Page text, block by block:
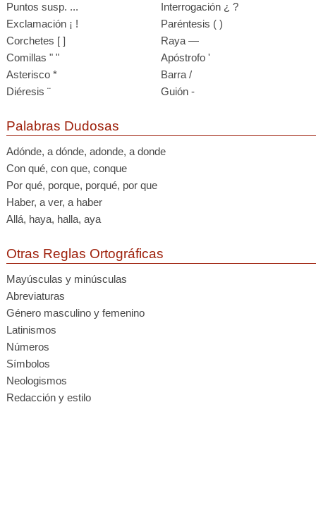
Puntos susp. ...
Interrogación ¿ ?
Exclamación ¡ !
Paréntesis ( )
Corchetes [ ]
Raya —
Comillas " "
Apóstrofo '
Asterisco *
Barra /
Diéresis ¨
Guión -
Palabras Dudosas
Adónde, a dónde, adonde, a donde
Con qué, con que, conque
Por qué, porque, porqué, por que
Haber, a ver, a haber
Allá, haya, halla, aya
Otras Reglas Ortográficas
Mayúsculas y minúsculas
Abreviaturas
Género masculino y femenino
Latinismos
Números
Símbolos
Neologismos
Redacción y estilo